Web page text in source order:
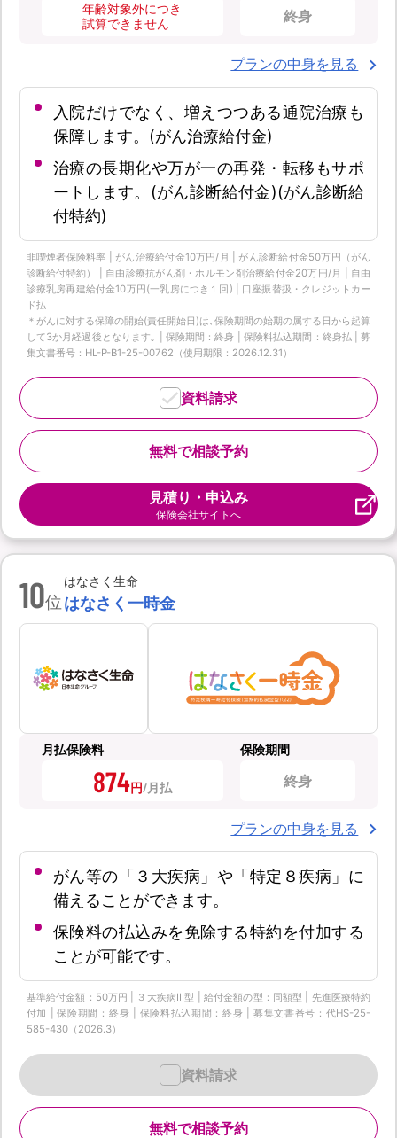
年齢対象外につき
試算できません
終身
プランの中身を見る
入院だけでなく、増えつつある通院治療も
保障します。(がん治療給付金)
治療の長期化や万が一の再発・転移もサポ
ートします。(がん診断給付金)(がん診断給
付特約)
非喫煙者保険料率 | がん治療給付金10万円/月 | がん診断給付金50万円（がん
診断給付特約） | 自由診療抗がん剤・ホルモン剤治療給付金20万円/月 | 自由
診療乳房再建給付金10万円(一乳房につき１回) | 口座振替扱・クレジットカー
ド払
＊がんに対する保障の開始(責任開始日)は､保険期間の始期の属する日から起算
して3か月経過後となります｡ | 保険期間：終身 | 保険料払込期間：終身払 | 募
集文書番号：HL-P-B1-25-00762（使用期限：2026.12.31）
無料で相談予約
資料請求
見積り・申込み
保険会社サイトへ
10位
はなさく生命
はなさく一時金
月払保険料
874円
保険期間
終身
プランの中身を見る
がん等の「３大疾病」や「特定８疾病」に
備えることができます。
保険料の払込みを免除する特約を付加する
ことが可能です。
基準給付金額：50万円 | ３大疾病Ⅲ型 | 給付金額の型：同額型 | 先進医療特約
付加 | 保険期間：終身 | 保険料払込期間：終身 | 募集文書番号：代HS-25-
585-430（2026.3）
無料で相談予約
資料請求